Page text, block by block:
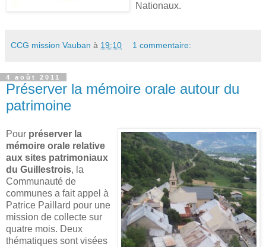
Nationaux.
CCG mission Vauban à 19:10 1 commentaire:
4 août 2011
Préserver la mémoire orale autour du
patrimoine
Pour préserver la
mémoire orale relative
aux sites patrimoniaux
du Guillestrois, la
Communauté de
communes a fait appel à
Patrice Paillard pour une
mission de collecte sur
quatre mois. Deux
thématiques sont visées